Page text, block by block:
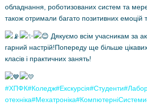
обладнання, роботизованих систем та
також отримали багато позитивних емоцій
Дякуємо всім учасникам за
гарний настрій!Попереду ще більше
класів і практичних занять!
#ХПФК#Коледж#Екскурсія#Студенти
отехніка#Мехатроніка#КомпютерніСистеми